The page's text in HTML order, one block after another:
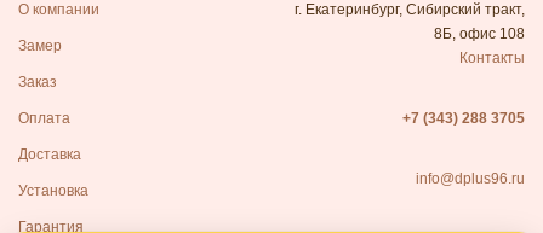
О компании
Замер
Заказ
Оплата
Доставка
Установка
Гарантия
г. Екатеринбург, Сибирский тракт,
8Б, офис 108
Контакты
+7 (343) 288 3705
info@dplus96.ru